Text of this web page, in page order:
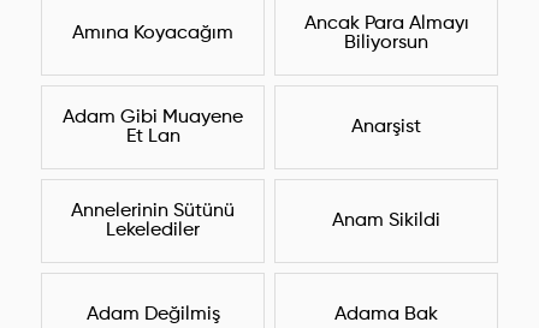
Amına Koyacağım
Ancak Para Almayı
Biliyorsun
Adam Gibi Muayene
Et Lan
Anarşist
Annelerinin Sütünü
Lekelediler
Anam Sikildi
Adam Değilmiş Adama Bak